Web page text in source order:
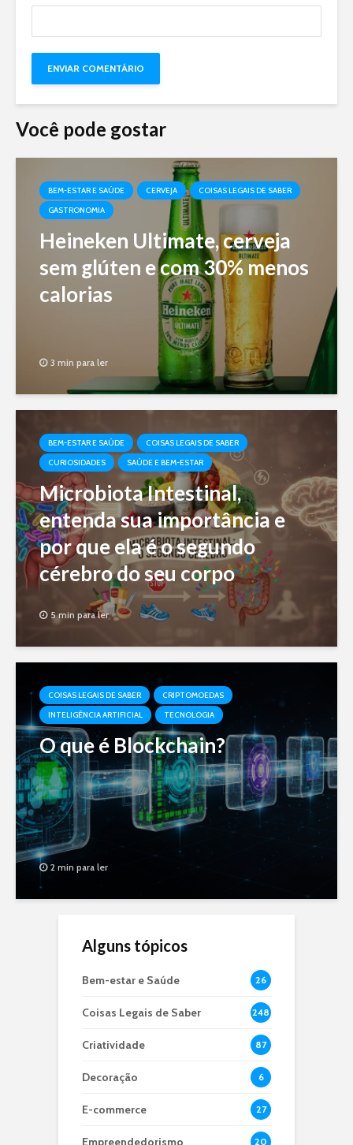
Você pode gostar
BEM-ESTAR E SAÚDE CERVEJA
COISAS LEGAIS DE SABER
GASTRONOMIA
Heineken Ultimate, cerveja
sem glúten e com 30% menos
calorias
3 min para ler
BEM-ESTAR E SAÚDE
COISAS LEGAIS DE SABER
CURIOSIDADES
SAÚDE E BEM-ESTAR
Microbiota Intestinal,
entenda sua importância e
por que ela é o segundo
cérebro do seu corpo
5 min para ler
COISAS LEGAIS DE SABER
CRIPTOMOEDAS
INTELIGÊNCIA ARTIFICIAL
TECNOLOGIA
O que é Blockchain?
2 min para ler
Alguns tópicos
Bem-estar e Saúde 26
Coisas Legais de Saber 248
Criatividade 87
Decoração 6
E-commerce 27
Empreendedorismo 20